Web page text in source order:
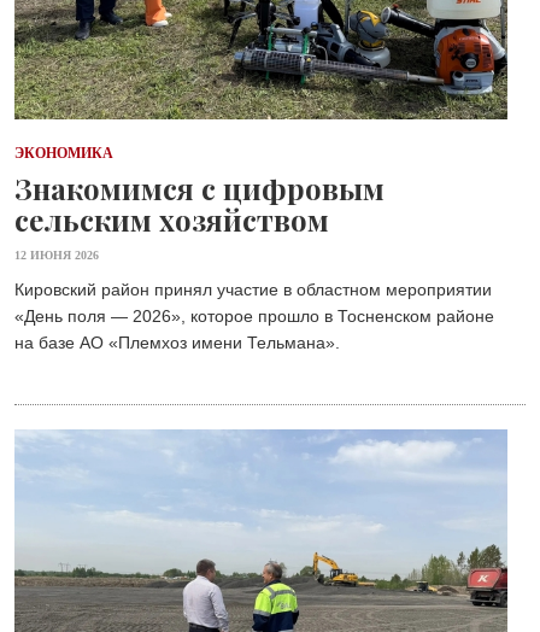
ЭКОНОМИКА
Знакомимся с цифровым
сельским хозяйством
12 ИЮНЯ 2026
Кировский район принял участие в областном мероприятии
«День поля — 2026», которое прошло в Тосненском районе
на базе АО «Племхоз имени Тельмана». ⁣⁣⠀⁣⁣⠀